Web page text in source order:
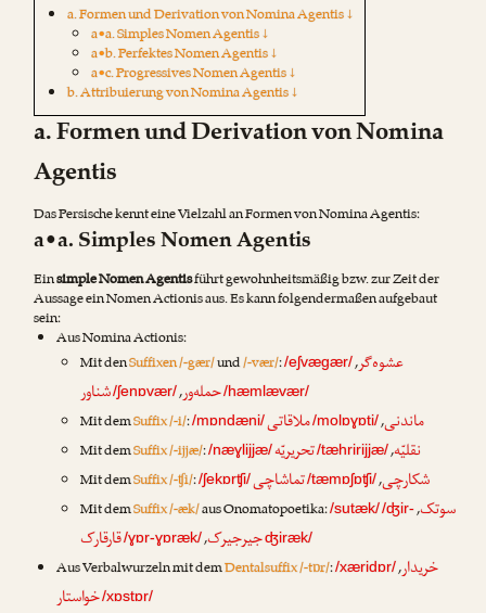
a. Formen und Derivation von Nomina Agentis ↓
a•a. Simples Nomen Agentis ↓
a•b. Perfektes Nomen Agentis ↓
a•c. Progressives Nomen Agentis ↓
b. Attribuierung von Nomina Agentis ↓
a. Formen und Derivation von Nomina
Agentis
Das Persische kennt eine Vielzahl an Formen von Nomina Agentis:
a•a. Simples Nomen Agentis
Einsimple Nomen Agentisführt gewohnheitsmäßig bzw. zur Zeit der
Aussage ein Nomen Actionis aus. Es kann folgendermaßen aufgebaut
sein:
Aus Nomina Actionis:
Mit denSuffixen /-gær/und/-vær/:/eʃvægær/ عشوه‌گر,
/hæmlævær/حمله‌ور,
/ʃenɒvær/شناور
Mit demSuffix /-i/:/mɒndæni/ ماندنی,
/molɒɣɒti/ملاقاتی
Mit demSuffix /-ijjæ/:/næɣlijjæ/ نقلیّه,
/tæhririjjæ/تحریریّه
Mit demSuffix /-ʧi/:/ʃekɒrʧi/ شکارچی,
/tæmɒʃɒʧi/تماشاچی
Mit demSuffix /-æk/aus Onomatopoetika:/sutæk/ سوتک,
/ʤir-
ʤiræk/جیرجیرک,
/ɣɒr-ɣɒræk/قارقارک
Aus Verbalwurzeln mit demDentalsuffix /-tɒr/:/xæridɒr/ خریدار,
/xɒstɒr/خواستار